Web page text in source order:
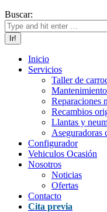
Buscar:
Inicio
Servicios
Taller de
Reparaciones
Recambios
Llantas y
Aseguradoras
Configurador
Vehiculos Ocasión
Nosotros
Noticias
Ofertas
Contacto
Cita previa